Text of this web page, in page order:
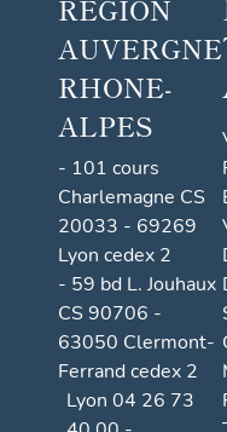
RÉGION
AUVERGNE
RHONE-
ALPES
- 101 cours
Charlemagne CS
20033 - 69269
Lyon cedex 2
- 59 bd L. Jouhaux
CS 90706 -
63050 Clermont-
Ferrand cedex 2
Lyon 04 26 73